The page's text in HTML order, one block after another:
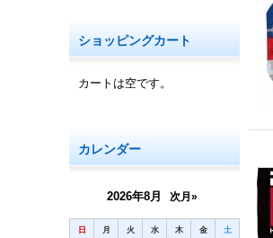
ショッピングカート
カートは空です。
カレンダー
2026年8月 次月»
日 月 火 水 木 金 土